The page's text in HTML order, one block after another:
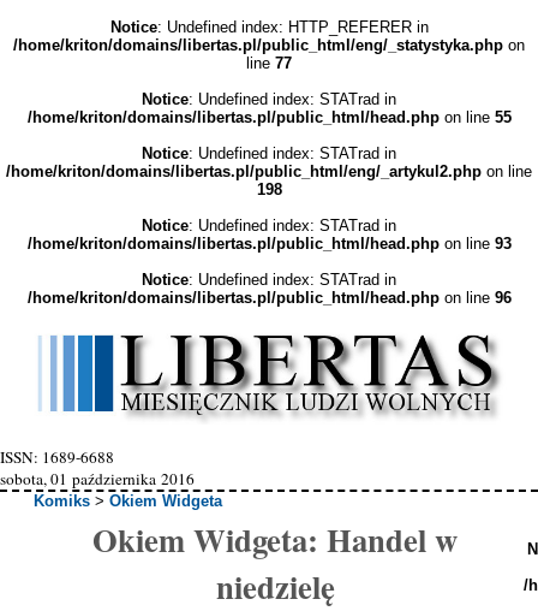
Notice: Undefined index: HTTP_REFERER in
/home/kriton/domains/libertas.pl/public_html/eng/_statystyka.php on
line 77
Notice: Undefined index: STATrad in
/home/kriton/domains/libertas.pl/public_html/head.phpon line 55
Notice: Undefined index: STATrad in
/home/kriton/domains/libertas.pl/public_html/eng/_artykul2.php on line
198
Notice: Undefined index: STATrad in
/home/kriton/domains/libertas.pl/public_html/head.phpon line 93
Notice: Undefined index: STATrad in
/home/kriton/domains/libertas.pl/public_html/head.phpon line 96
ISSN: 1689-6688
sobota, 01 października 2016
Komiks >Okiem Widgeta
Okiem Widgeta: Handel w
niedzielę
/